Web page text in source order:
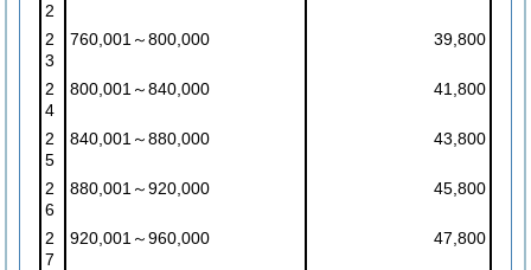
2
2
3
760,001～800,000 39,800
2
4
800,001～840,000 41,800
2
5
840,001～880,000 43,800
2
6
880,001～920,000 45,800
2
7
920,001～960,000 47,800